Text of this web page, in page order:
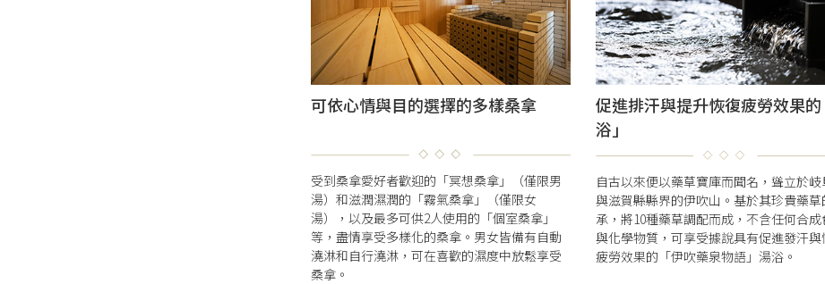
可依心情與目的選擇的多樣桑拿
受到桑拿愛好者歡迎的「冥想桑拿」（僅限男
湯）和滋潤濕潤的「霧氣桑拿」（僅限女
湯），以及最多可供2人使用的「個室桑拿」
等，盡情享受多樣化的桑拿。男女皆備有自動
澆淋和自行澆淋，可在喜歡的濕度中放鬆享受
桑拿。
促進排汗與提升恢復疲勞效果
浴」
自古以來便以藥草寶庫而聞名，聳立於岐
與滋賀縣縣界的伊吹山。基於其珍貴藥草
承，將10種藥草調配而成，不含任何合成
與化學物質，可享受據說具有促進發汗與
疲勞效果的「伊吹藥泉物語」湯浴。